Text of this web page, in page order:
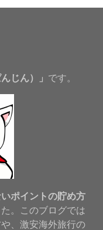
じん）」 です。
いポイントの貯め方
。このブログでは
、激安海外旅行の